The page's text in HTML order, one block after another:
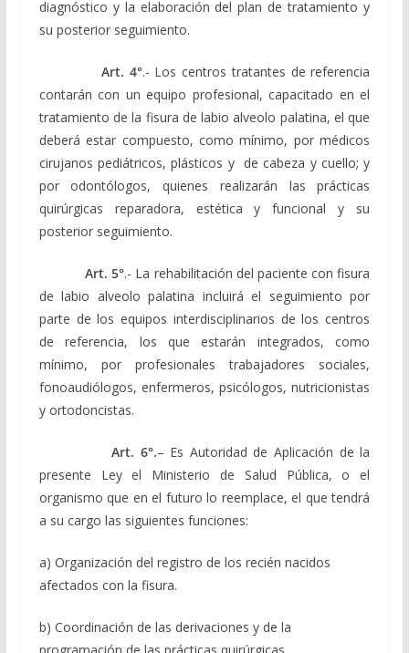
diagnóstico y la elaboración del plan de tratamiento y
su posterior seguimiento.
Art. 4°.- Los centros tratantes de referencia
contarán con un equipo profesional, capacitado en el
tratamiento de la fisura de labio alveolo palatina, el que
deberá estar compuesto, como mínimo, por médicos
cirujanos pediátricos, plásticos y de cabeza y cuello; y
por odontólogos, quienes realizarán las prácticas
quirúrgicas reparadora, estética y funcional y su
posterior seguimiento.
Art. 5°.- La rehabilitación del paciente con fisura
de labio alveolo palatina incluirá el seguimiento por
parte de los equipos interdisciplinarios de los centros
de referencia, los que estarán integrados, como
mínimo, por profesionales trabajadores sociales,
fonoaudiólogos, enfermeros, psicólogos, nutricionistas
y ortodoncistas.
Art. 6°.– Es Autoridad de Aplicación de la
presente Ley el Ministerio de Salud Pública, o el
organismo que en el futuro lo reemplace, el que tendrá
a su cargo las siguientes funciones:
a) Organización del registro de los recién nacidos
afectados con la fisura.
b) Coordinación de las derivaciones y de la